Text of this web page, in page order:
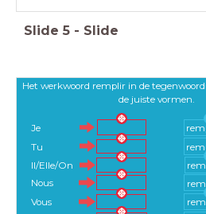
Slide 5 - Slide
Het werkwoord remplir in de
de juiste vormen.
Je
Tu
Il/Elle/On
Nous
Vous